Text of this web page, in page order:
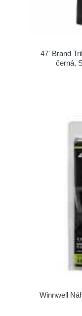
47' Brand
černá,
Winnwell